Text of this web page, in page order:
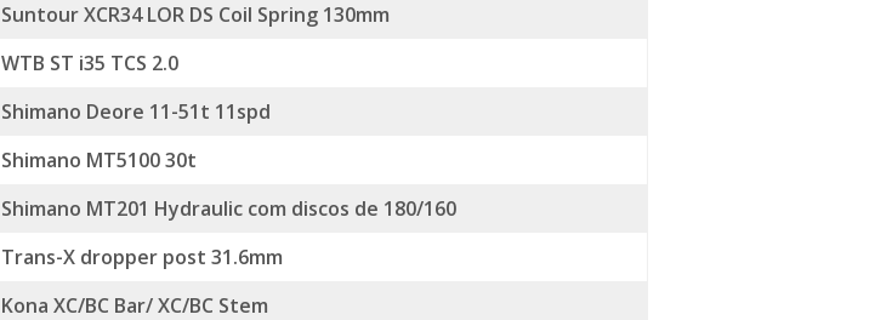
Suntour XCR34 LOR DS Coil Spring 130mm
WTB ST i35 TCS 2.0
Shimano Deore 11-51t 11spd
Shimano MT5100 30t
Shimano MT201 Hydraulic com discos de 180/160
Trans-X dropper post 31.6mm
Kona XC/BC Bar/ XC/BC Stem